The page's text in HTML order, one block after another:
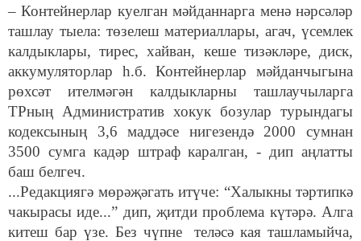
– Контейнерлар куелган мәйданнарга менә нәрсәләр
ташлау тыела: төзелеш материаллары, агач, үсемлек
калдыклары, тирес, хайван, кеше тизәкләре, диск,
аккумуляторлар һ.б. Контейнерлар мәйданчыгына
рөхсәт ителмәгән калдыкларны ташлаучыларга
ТРның Административ хокук бозулар турындагы
кодексының 3,6 маддәсе нигезендә 2000 сумнан
3500 сумга кадәр штраф каралган, - дип аңлатты
баш белгеч.
...Редакциягә мөрәҗәгать итүче: “Халыкны тәртипкә
чакырасы иде...” дип, җитди проблема күтәрә. Алга
китеш бар үзе. Без чүпне теләсә кая ташламыйча,